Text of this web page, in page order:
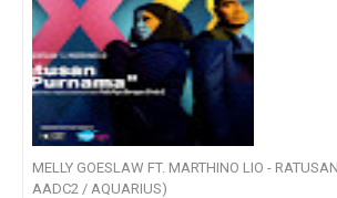
MELLY GOESLAW FT. MARTHINO LIO -
AADC2 / AQUARIUS)